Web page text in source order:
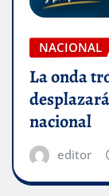
NACIONAL
La onda
nacional
editor